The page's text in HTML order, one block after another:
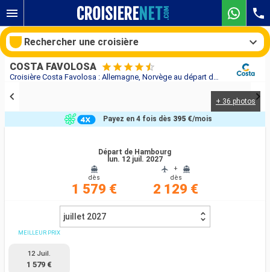
Croisière Costa Favolosa : Allemagne, Norvège au départ de Hambourg
COSTA FAVOLOSA
+ 36 photos
Départ de Hambourg
lun. 12 juil. 2027
dès
1 579 €
+
dès
2 129 €
Payez en 4 fois dès 395 €/mois
juillet 2027
MEILLEUR PRIX
12 Juil.
1 579 €
Rechercher une croisière
Compagnies
Rechercher